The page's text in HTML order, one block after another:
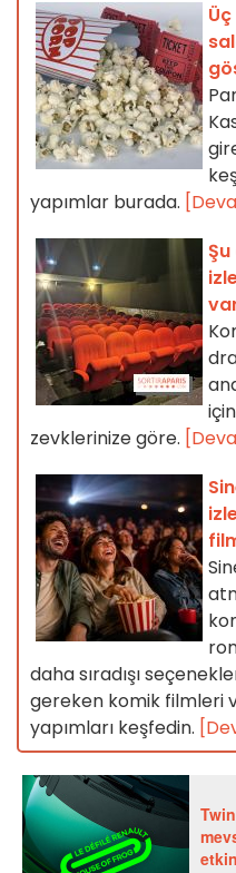
yapımlar burada.
zevklerinize göre.
daha sıradışı
gereken komik filmleri
yapımları keşfedin.